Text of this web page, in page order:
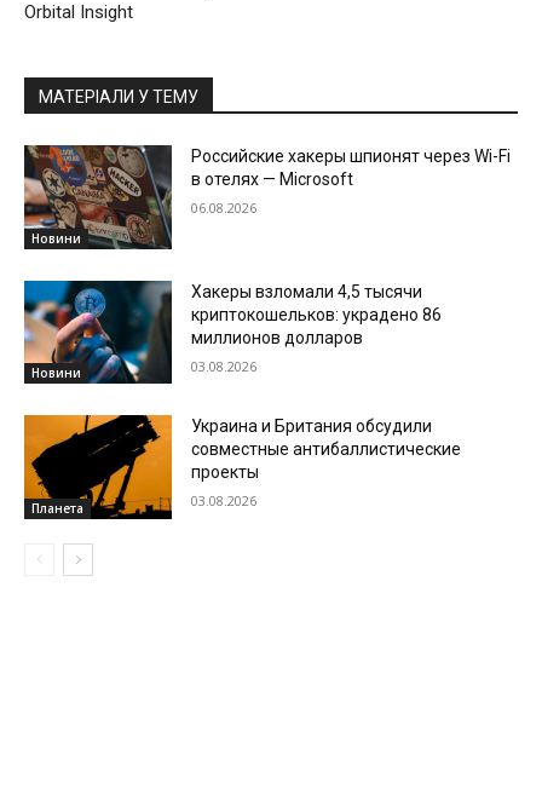
Orbital Insight
МАТЕРІАЛИ У ТЕМУ
Новини
Российские хакеры шпионят через Wi-Fi
в отелях — Microsoft
06.08.2026
Новини
Хакеры взломали 4,5 тысячи
криптокошельков: украдено 86
миллионов долларов
03.08.2026
Планета
Украина и Британия обсудили
совместные антибаллистические
проекты
03.08.2026